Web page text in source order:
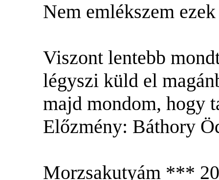
Nem emlékszem
Viszont lentebb
légyszi küld el
majd mondom, hogy
Előzmény: Báthory
Morzsakutyám ***